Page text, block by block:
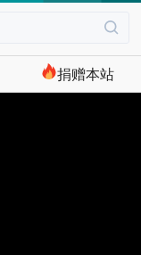
捐赠本站